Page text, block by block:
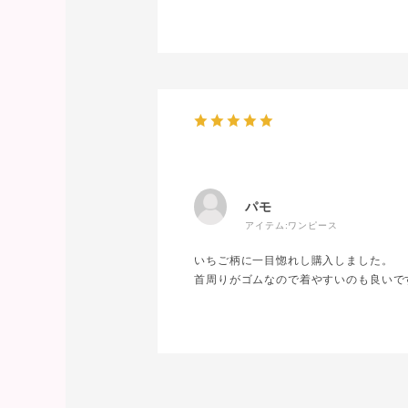
パモ
アイテム:ワンピース
いちご柄に一目惚れし購入しました。
首周りがゴムなので着やすいのも良いで